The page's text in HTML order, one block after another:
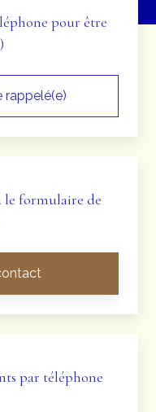
pour être
rappelé(e)
le formulaire de
par téléphone